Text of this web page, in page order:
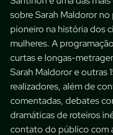
sobre Sarah Maldoror
pioneiro na história dos
mulheres. A
curtas e longas-
Sarah Maldoror e outras
realizadores, além de
comentadas, debates
dramáticas de roteiros
contato do público com